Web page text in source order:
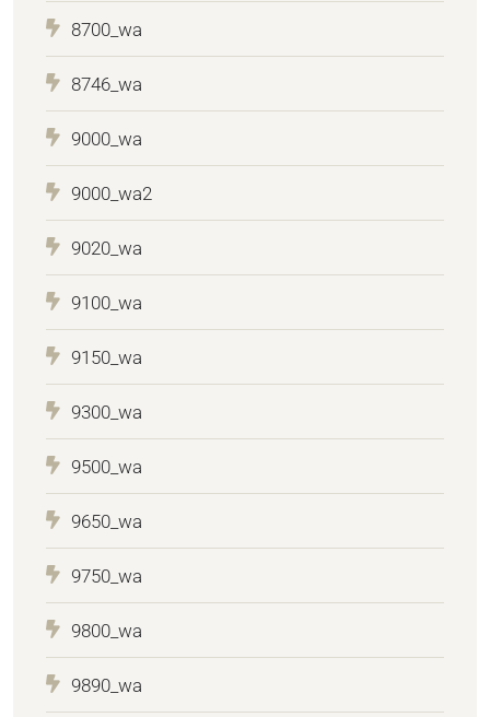
8700_wa
8746_wa
9000_wa
9000_wa2
9020_wa
9100_wa
9150_wa
9300_wa
9500_wa
9650_wa
9750_wa
9800_wa
9890_wa